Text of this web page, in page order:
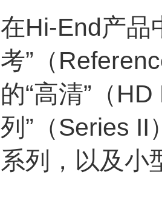
在Hi-End产品
考”（
的“高清”（
列”（Series II
系列，以及小